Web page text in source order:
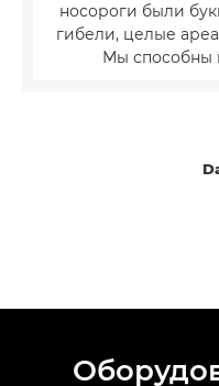
носороги были
гибели, целые
Мы способны